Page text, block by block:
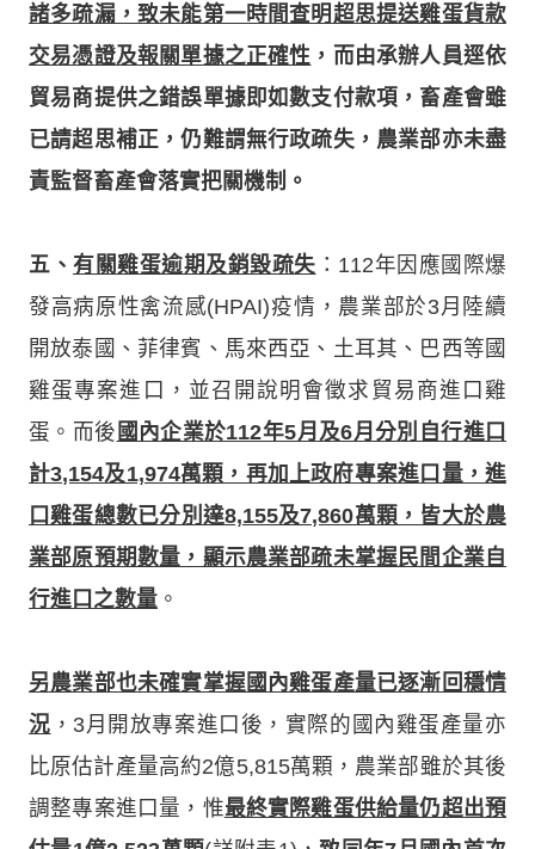
諸多疏漏，致未能第一時間查明超思提送雞蛋貨款
交易憑證及報關單據之正確性 ，而由承辦人員逕依
貿易商提供之錯誤單據即如數支付款項，畜產會雖
已請超思補正，仍難謂無行政疏失，農業部亦未盡
責監督畜產會落實把關機制。
五、 有關雞蛋逾期及銷毀疏失 ：112年因應國際爆
發高病原性禽流感(HPAI)疫情，農業部於3月陸續
開放泰國、菲律賓、馬來西亞、土耳其、巴西等國
雞蛋專案進口，並召開說明會徵求貿易商進口雞
蛋。而後 國內企業於112年5月及6月分別自行進口
計3,154及1,974萬顆，再加上政府專案進口量，進
口雞蛋總數已分別達8,155及7,860萬顆，皆大於農
業部原預期數量，顯示農業部疏未掌握民間企業自
行進口之數量 。
另農業部也未確實掌握國內雞蛋產量已逐漸回穩情
況 ，3月開放專案進口後，實際的國內雞蛋產量亦
比原估計產量高約2億5,815萬顆，農業部雖於其後
調整專案進口量，惟最終實際雞蛋供給量仍超出預